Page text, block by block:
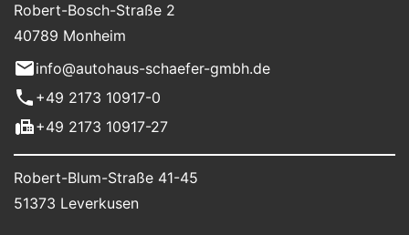
Robert-Bosch-Straße 2
40789 Monheim
info@autohaus-schaefer-gmbh.de
+49 2173 10917-0
+49 2173 10917-27
Robert-Blum-Straße 41-45
51373 Leverkusen